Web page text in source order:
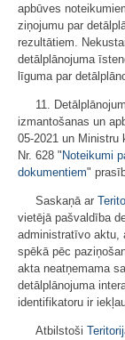
apbūves
ziņojumu par
rezultātiem.
detālplānojuma
līguma par
11.
izmantošanas un
05-2021 un Ministru
Nr. 628 " Noteikumi
dokumentiem"
Saskaņā ar
vietējā pašvaldība
administratīvo aktu,
spēkā pēc
akta neatņemama
detālplānojuma
identifikatoru ir
Atbilstoši